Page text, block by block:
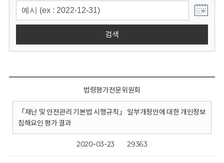
검색
법령평가전문위원회
「재난 및 안전관리 기본법 시행규칙」 일부개정안에 대한 개인정보
침해요인 평가 결과
2020-03-23 29363